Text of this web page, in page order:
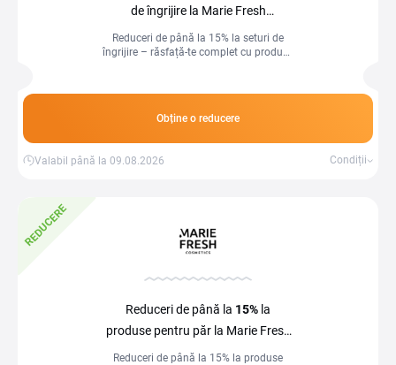
de îngrijire la Marie Fresh
Cosmetics
Reduceri de până la 15% la seturi de
îngrijire – răsfață-te complet cu produse
Obține o reducere
Valabil până la 09.08.2026 Condiții
REDUCERE
Reduceri de până la 15% la
produse pentru păr la Marie Fresh
Cosmetics
Reduceri de până la 15% la produse